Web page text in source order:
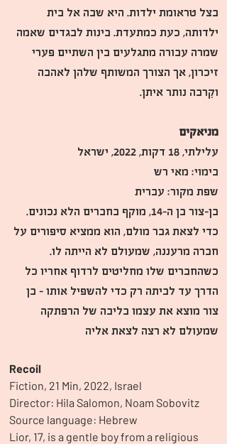
בצל טראומת ילדות. היא שבה אל בית
ילדותה, כעת כמתעדת. בינות לבגדים שאמה
שמרה עבורה מתגלעים בין השתיים פערי
זיכרון, אך הצורך המשותף שלהן לאהבה
וקִרבה נותר איתן.
מניאקים
עלילתי, 18 דקות, 2022, ישראל
בימוי: מאי רש
שפת מקור: עברית
בן-צור בן ה-14, מוקף בחברים הלא נכונים.
כדי לצאת גבר מולם, הוא ממציא סיפורים על
חברה מרעננה, שמעולם לא הייתה לו.
כשהחברים שלו מחליטים לרדוף אחריו כל
הדרך עד לביתה רק כדי להשפיל אותו - בן
צור מוצא את עצמו בליבה של הרפתקה
שמעולם לא רצה לצאת אליה
Recoil
Fiction, 21 Min, 2022, Israel
Director: Hila Salomon, Noam Sobovitz
Source language: Hebrew
Lior, 17, is a gentle boy from a religious